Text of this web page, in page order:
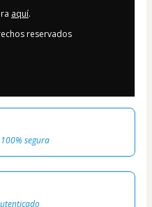
aquí.
reservados
segura